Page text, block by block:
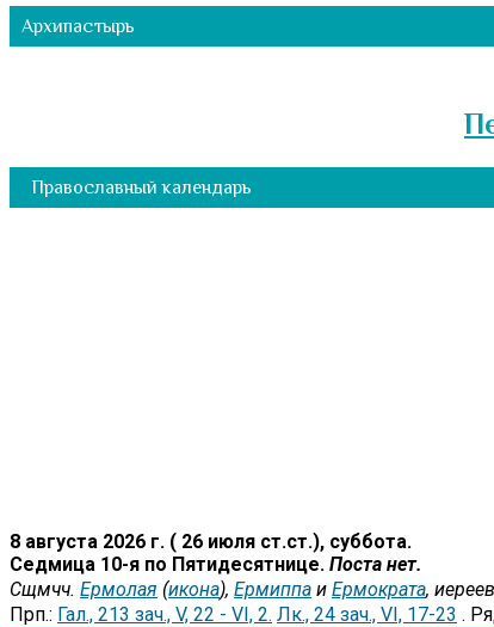
Архипастырь
Православный календарь
8 августа 2026 г. ( 26 июля ст.ст.), суббота.
Седмица 10-я по Пятидесятнице. Поста нет.
Сщмчч. Ермолая (икона), Ермиппа и Ермократа,
Прп.: Гал., 213 зач., V, 22 - VI, 2. Лк., 24 зач., VI, 17-23 .